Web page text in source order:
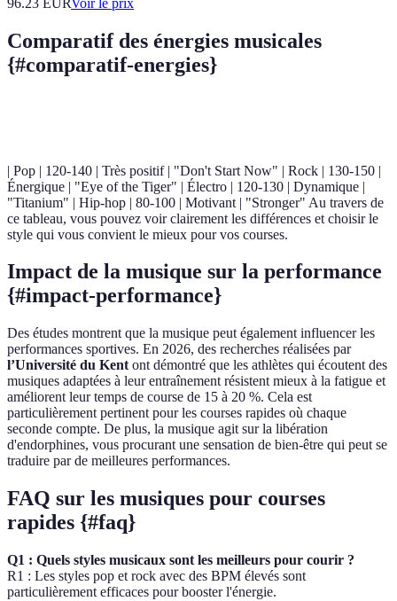
Comparatif des énergies musicales
{#comparatif-energies}
| Pop | 120-140 | Très positif | "Don't Start Now" | Rock | 130-150 |
Énergique | "Eye of the Tiger" | Électro | 120-130 | Dynamique |
"Titanium" | Hip-hop | 80-100 | Motivant | "Stronger" Au travers de
ce tableau, vous pouvez voir clairement les différences et choisir le
style qui vous convient le mieux pour vos courses.
Impact de la musique sur la performance
{#impact-performance}
Des études montrent que la musique peut également influencer les
performances sportives. En 2026, des recherches réalisées par
l’Université du Kent ont démontré que les athlètes qui écoutent des
musiques adaptées à leur entraînement résistent mieux à la fatigue et
améliorent leur temps de course de 15 à 20 %. Cela est
particulièrement pertinent pour les courses rapides où chaque
seconde compte. De plus, la musique agit sur la libération
d'endorphines, vous procurant une sensation de bien-être qui peut se
traduire par de meilleures performances.
FAQ sur les musiques pour courses
rapides {#faq}
Q1 : Quels styles musicaux sont les meilleurs pour courir ?
R1 : Les styles pop et rock avec des BPM élevés sont
particulièrement efficaces pour booster l'énergie.